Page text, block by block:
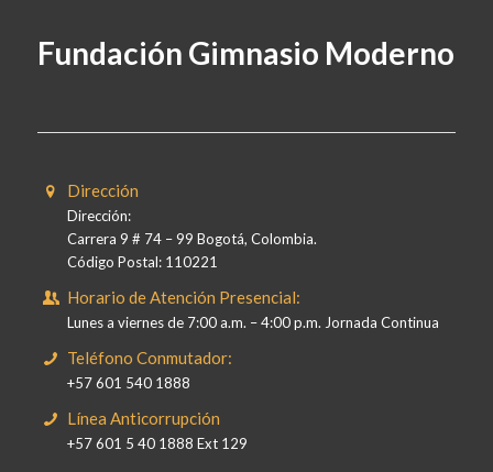
Fundación Gimnasio Moderno
Dirección
Dirección:
Carrera 9 # 74 – 99 Bogotá, Colombia.
Código Postal: 110221
Horario de Atención Presencial:
Lunes a viernes de 7:00 a.m. – 4:00 p.m. Jornada Continua
Teléfono Conmutador:
+57 601 540 1888
Línea Anticorrupción
+57 601 5 40 1888 Ext 129